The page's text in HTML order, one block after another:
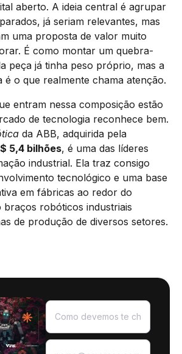
aberto. A ideia central é agrupar
já seriam relevantes, mas
uma proposta de valor muito
É como montar um quebra-
peça já tinha peso próprio, mas a
é o que realmente chama atenção.
entram nessa composição estão
de tecnologia reconhece bem.
da ABB, adquirida pela
5,4 bilhões, é uma das líderes
industrial. Ela traz consigo
tecnológico e uma base
em fábricas ao redor do
braços robóticos industriais
de produção de diversos setores.